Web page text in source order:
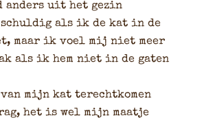
anders uit het gezin
als ik de kat in de
maar ik voel mij niet meer
als ik hem niet in de gaten
van mijn kat terechtkomen
het is wel mijn maatje